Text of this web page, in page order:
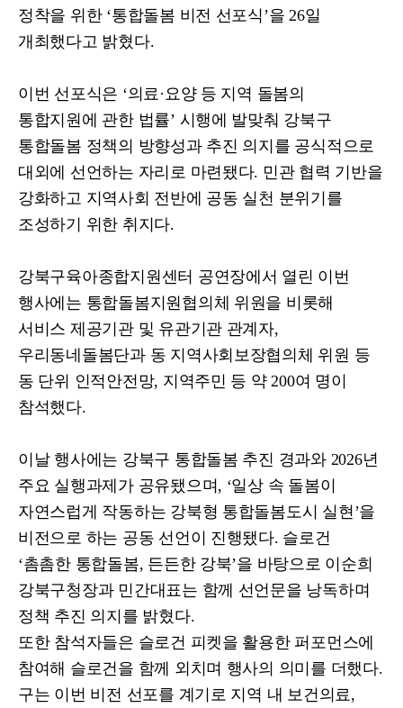
정착을 위한 ‘통합돌봄 비전 선포식’을26일
개최했다고 밝혔다.
이번 선포식은 ‘의료·요양 등 지역 돌봄의
통합지원에 관한 법률’ 시행에 발맞춰 강북구
통합돌봄 정책의 방향성과 추진 의지를 공식적으로
대외에 선언하는 자리로 마련됐다. 민관 협력 기반을
강화하고 지역사회 전반에 공동 실천 분위기를
조성하기 위한 취지다.
강북구육아종합지원센터 공연장에서 열린 이번
행사에는 통합돌봄지원협의체 위원을 비롯해
서비스 제공기관 및 유관기관 관계자,
우리동네돌봄단과 동 지역사회보장협의체 위원 등
동 단위 인적안전망, 지역주민 등 약200여 명이
참석했다.
이날 행사에는 강북구 통합돌봄 추진 경과와 2026년
주요 실행과제가 공유됐으며 , ‘일상 속 돌봄이
자연스럽게 작동하는 강북형 통합돌봄도시 실현’을
비전으로 하는 공동 선언이 진행됐다. 슬로건
‘촘촘한 통합돌봄, 든든한 강북’을 바탕으로 이순희
강북구청장과 민간대표는 함께 선언문을 낭독하며
정책 추진 의지를 밝혔다.
또한 참석자들은 슬로건 피켓을 활용한 퍼포먼스에
참여해 슬로건을 함께 외치며 행사의 의미를 더했다.
구는 이번 비전 선포를 계기로 지역 내 보건의료,